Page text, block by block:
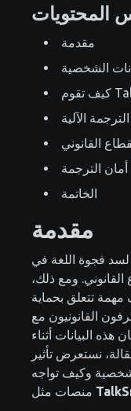
المحتويات
مقدمة
الشخصية
الآلية
القانوني
الترجمة
الخاتمة
مقدمة
لسد فجوة اللغة في
ومع ذلك،
مهمة تتعلق بحماية
القانونيون مع
البيانات أثناء
نستعرض تأثير
وكيف تواجه